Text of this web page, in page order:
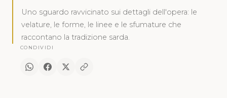
Uno sguardo ravvicinato sui dettagli dell'opera: le
velature, le forme, le linee e le sfumature che
raccontano la tradizione sarda.
CONDIVIDI